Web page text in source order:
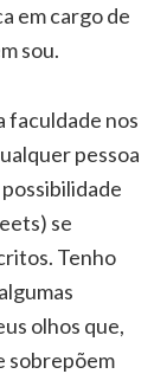
em cargo de
sou.
faculdade nos
pessoa
se
Tenho
olhos que,
sobrepõem